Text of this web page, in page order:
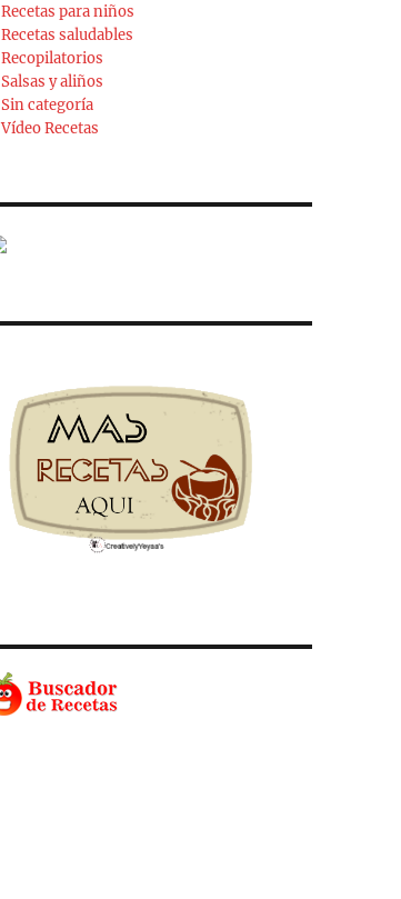
Recetas para niños
Recetas saludables
Recopilatorios
Salsas y aliños
Sin categoría
Vídeo Recetas